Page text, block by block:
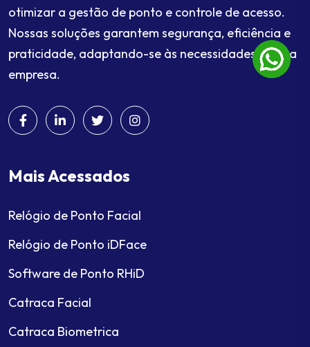
otimizar a gestão de ponto e controle de acesso.
Nossas soluções garantem segurança, eficiência e
praticidade, adaptando-se às necessidades da sua
empresa.
Mais Acessados
Relógio de Ponto Facial
Relógio de Ponto iDFace
Software de Ponto RHiD
Catraca Facial
Catraca Biometrica